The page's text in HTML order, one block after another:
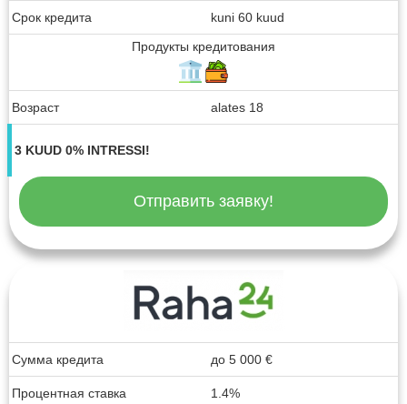
Срок кредита
kuni 60 kuud
Продукты кредитования
Возраст alates 18
3 KUUD 0% INTRESSI!
Отправить заявку!
Сумма кредита до 5 000 €
Процентная ставка 1.4%